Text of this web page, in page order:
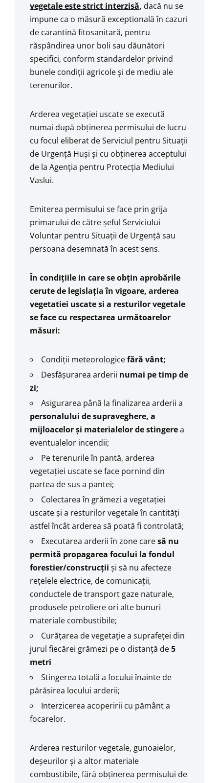
vegetale este strict interzisă, dacă nu se
impune ca o măsură exceptională în cazuri
de carantină fitosanitară, pentru
răspândirea unor boli sau dăunători
specifici, conform standardelor privind
bunele condiții agricole și de mediu ale
terenurilor.
Arderea vegetației uscate se execută
numai după obținerea permisului de lucru
cu focul eliberat de Serviciul pentru Situații
de Urgență Huși și cu obținerea acceptului
de la Agenția pentru Protecția Mediului
Vaslui.
Emiterea permisului se face prin grija
primarului de către șeful Serviciului
Voluntar pentru Situații de Urgență sau
persoana desemnată în acest sens.
În condițiile in care se obțin aprobările
cerute de legislația în vigoare, arderea
vegetatiei uscate si a resturilor vegetale
se face cu respectarea următoarelor
măsuri:
Condiții meteorologicefără vânt;
Desfășurarea arderii numai pe timp de
zi;
Asigurarea până la finalizarea arderii a
personalului de supraveghere, a
mijloacelor și materialelor de stingerea
eventualelor incendii;
Pe terenurile în pantă, arderea
vegetației uscate se face pornind din
partea de sus a pantei;
Colectarea în grămezi a vegetației
uscate și a resturilor vegetale în cantități
astfel încât arderea să poată fi controlată;
Executarea arderii în zone caresă nu
permită propagarea focului la fondul
forestier/construcții și să nu afecteze
rețelele electrice, de comunicații,
conductele de transport gaze naturale,
produsele petroliere ori alte bunuri
materiale combustibile;
Curățarea de vegetație a suprafeței din
jurul fiecărei grămezi pe o distanță de5
metri
Stingerea totală a focului înainte de
părăsirea locului arderii;
Interzicerea acoperirii cu pământ a
focarelor.
Arderea resturilor vegetale, gunoaielor,
deșeurilor și a altor materiale
combustibile, fără obținerea permisului de